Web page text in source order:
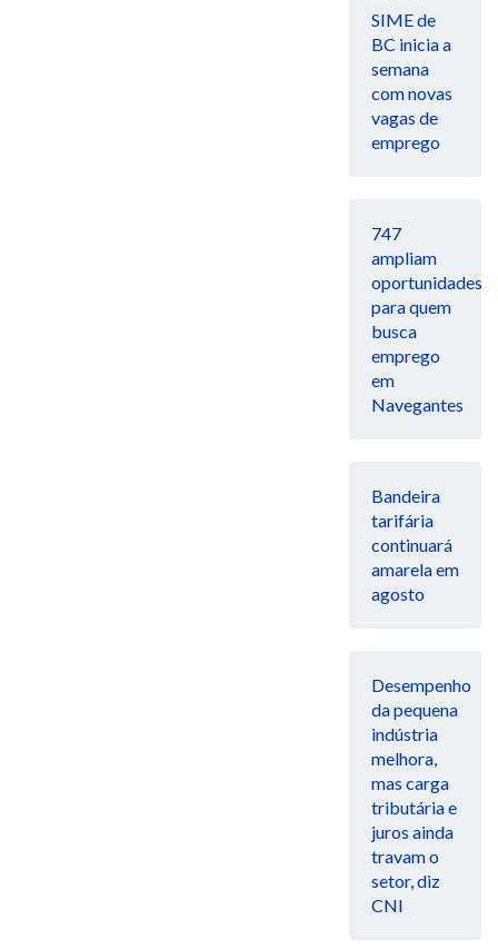
SIME de
BC inicia a
semana
com novas
vagas de
emprego
747
ampliam
oportunidades
para quem
busca
emprego
em
Navegantes
Bandeira
tarifária
continuará
amarela em
agosto
Desempenho
da pequena
indústria
melhora,
mas carga
tributária e
juros ainda
travam o
setor, diz
CNI